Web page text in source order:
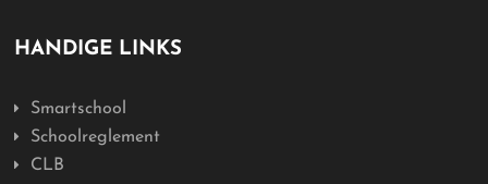
HANDIGE LINKS
Smartschool
Schoolreglement
CLB